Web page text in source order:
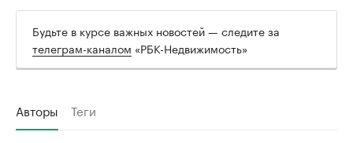
Будьте в курсе важных новостей — следите за
телеграм-каналом «РБК-Недвижимость»
Авторы Теги